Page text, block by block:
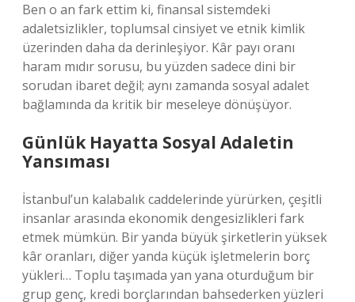
Ben o an fark ettim ki, finansal sistemdeki
adaletsizlikler, toplumsal cinsiyet ve etnik kimlik
üzerinden daha da derinleşiyor. Kâr payı oranı
haram mıdır sorusu, bu yüzden sadece dini bir
sorudan ibaret değil; aynı zamanda sosyal adalet
bağlamında da kritik bir meseleye dönüşüyor.
Günlük Hayatta Sosyal Adaletin
Yansıması
İstanbul’un kalabalık caddelerinde yürürken, çeşitli
insanlar arasında ekonomik dengesizlikleri fark
etmek mümkün. Bir yanda büyük şirketlerin yüksek
kâr oranları, diğer yanda küçük işletmelerin borç
yükleri… Toplu taşımada yan yana oturduğum bir
grup genç, kredi borçlarından bahsederken yüzleri